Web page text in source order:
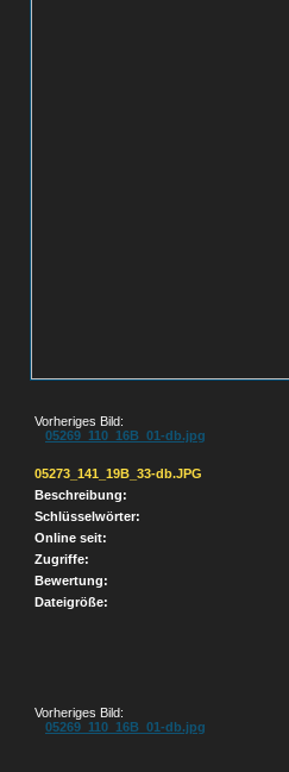
Vorheriges Bild:
05269_110_16B_01-db.jpg
05273_141_19B_33-db.JPG
Beschreibung:
Schlüsselwörter:
Online seit:
Zugriffe:
Bewertung:
Dateigröße:
Vorheriges Bild:
05269_110_16B_01-db.jpg